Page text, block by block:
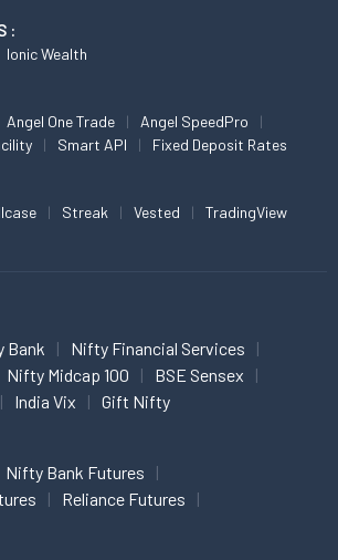
:
Ionic Wealth
Angel One Trade
Angel SpeedPro
Smart API Fixed Deposit Rates
Streak Vested TradingView
Bank
Nifty Financial Services
Nifty Midcap 100
BSE Sensex
India Vix Gift Nifty
Nifty Bank Futures
Reliance Futures